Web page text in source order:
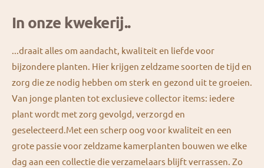
In onze kwekerij..
...draait alles om aandacht, kwaliteit en liefde voor
bijzondere planten. Hier krijgen zeldzame soorten de tijd en
zorg die ze nodig hebben om sterk en gezond uit te groeien.
Van jonge planten tot exclusieve collector items: iedere
plant wordt met zorg gevolgd, verzorgd en
geselecteerd.Met een scherp oog voor kwaliteit en een
grote passie voor zeldzame kamerplanten bouwen we elke
dag aan een collectie die verzamelaars blijft verrassen. Zo